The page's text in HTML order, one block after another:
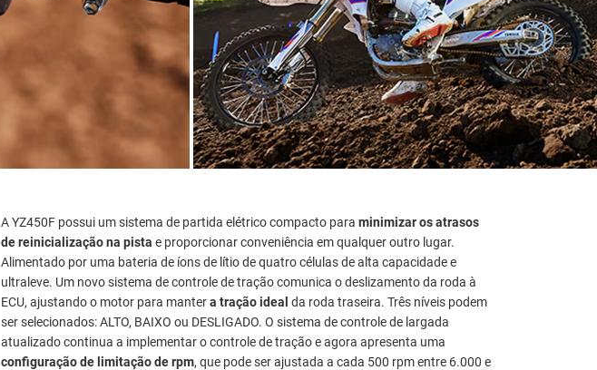
A YZ450F possui um sistema de partida elétrico compacto para minimizar os atrasos
de reinicialização na pista e proporcionar conveniência em qualquer outro lugar.
Alimentado por uma bateria de íons de lítio de quatro células de alta capacidade e
ultraleve. Um novo sistema de controle de tração comunica o deslizamento da roda à
ECU, ajustando o motor para mantera tração ideal da roda traseira. Três níveis podem
ser selecionados: ALTO, BAIXO ou DESLIGADO. O sistema de controle de largada
atualizado continua a implementar o controle de tração e agora apresenta uma
configuração de limitação de rpm, que pode ser ajustada a cada 500 rpm entre 6.000 e